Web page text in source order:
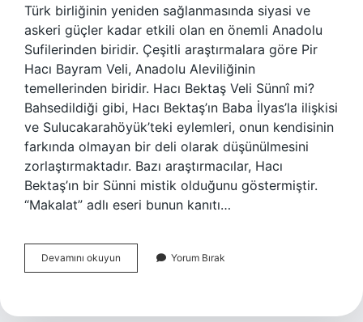
Türk birliğinin yeniden sağlanmasında siyasi ve
askeri güçler kadar etkili olan en önemli Anadolu
Sufilerinden biridir. Çeşitli araştırmalara göre Pir
Hacı Bayram Veli, Anadolu Aleviliğinin
temellerinden biridir. Hacı Bektaş Veli Sünnî mi?
Bahsedildiği gibi, Hacı Bektaş’ın Baba İlyas’la ilişkisi
ve Sulucakarahöyük’teki eylemleri, onun kendisinin
farkında olmayan bir deli olarak düşünülmesini
zorlaştırmaktadır. Bazı araştırmacılar, Hacı
Bektaş’ın bir Sünni mistik olduğunu göstermiştir.
“Makalat” adlı eseri bunun kanıtı…
Devamını okuyun
Bayram
Mi
Yorum Bırak